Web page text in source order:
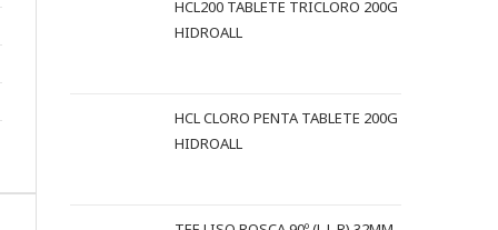
HCL200 TABLETE TRICLORO 200G
HIDROALL
HCL CLORO PENTA TABLETE 200G
HIDROALL